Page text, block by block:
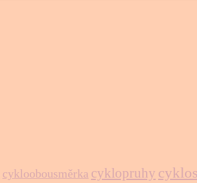
cykloobousměrka cyklopruhy